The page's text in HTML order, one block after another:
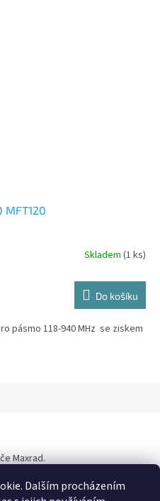
Dalším procházením
MFT120
Skladem (1 ks)
Do košíku
pásmo 118-940 MHz se ziskem
Maxrad.